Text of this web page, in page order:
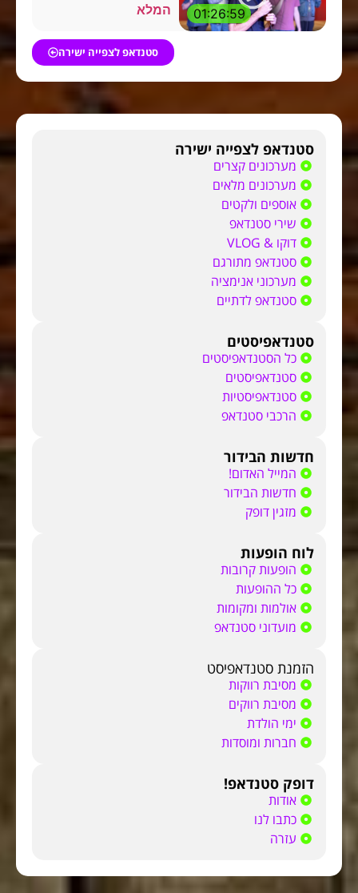
01:26:59
המלא
סטנדאפ לצפייה ישירה
סטנדאפ לצפייה ישירה
מערכונים קצרים
מערכונים מלאים
אוספים ולקטים
שירי סטנדאפ
דוקו & VLOG
סטנדאפ מתורגם
מערכוני אנימציה
סטנדאפ לדתיים
סטנדאפיסטים
כל הסטנדאפיסטים
סטנדאפיסטים
סטנדאפיסטיות
הרכבי סטנדאפ
חדשות הבידור
המייל האדום!
חדשות הבידור
מזגין דופק
לוח הופעות
הופעות קרובות
כל ההופעות
אולמות ומקומות
מועדוני סטנדאפ
הזמנת סטנדאפיסט
מסיבת רווקות
מסיבת רווקים
ימי הולדת
חברות ומוסדות
דופק סטנדאפ!
אודות
כתבו לנו
עזרה